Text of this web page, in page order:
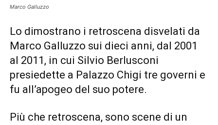
Marco Galluzzo
Lo dimostrano i retroscena disvelati da
Marco Galluzzo sui dieci anni, dal 2001
al 2011, in cui Silvio Berlusconi
presiedette a Palazzo Chigi tre governi e
fu all’apogeo del suo potere.
Più che retroscena, sono scene di un